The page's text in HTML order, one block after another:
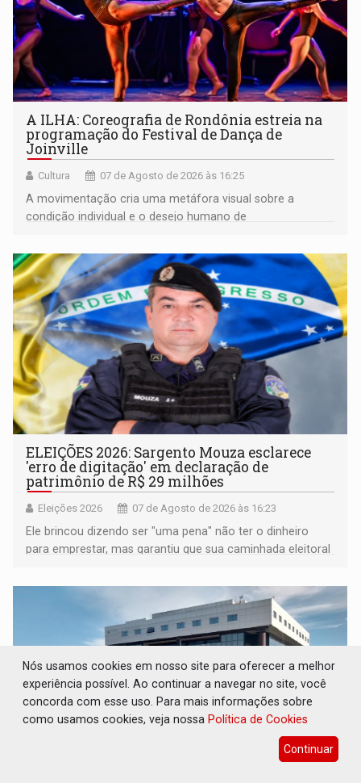
A ILHA: Coreografia de Rondônia estreia na
programação do Festival de Dança de
Joinville
Cultura 07 de Agosto de 2026 às 16:25
A movimentação cria uma metáfora visual sobre a
condição individual e o desejo humano de
ELEIÇÕES 2026: Sargento Mouza esclarece
'erro de digitação' em declaração de
patrimônio de R$ 29 milhões
Eleições 2026 07 de Agosto de 2026 às 16:23
Ele brincou dizendo ser "uma pena" não ter o dinheiro
para emprestar, mas garantiu que sua caminhada eleitoral
Nós usamos cookies em nosso site para oferecer a melhor
experiência possível. Ao continuar a navegar no site, você
concorda com esse uso. Para mais informações sobre
como usamos cookies, veja nossa Política de Cookies
Continuar